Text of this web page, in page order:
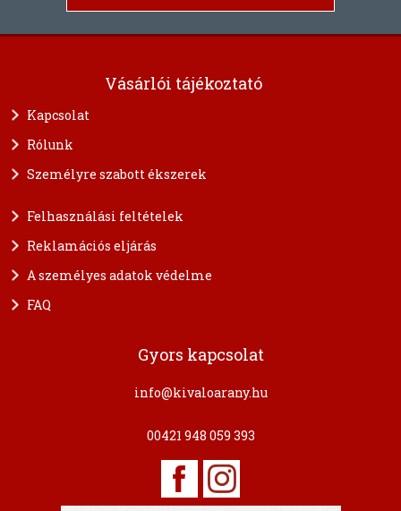
Vásárlói tájékoztató
Kapcsolat
Rólunk
Személyre szabott ékszerek
Felhasználási feltételek
Reklamációs eljárás
A személyes adatok védelme
FAQ
Gyors kapcsolat
info@kivaloarany.hu
00421 948 059 393